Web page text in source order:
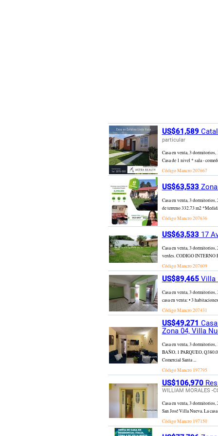
US$61,589
particular
Casa en venta, 3
Casa de 1 nivel * sala -
Código Mancro207667
US$63,533Zona
Casa en venta, 3
de terreno 332.73 m2
Código Mancro207636
US$63,53317
Casa en venta, 3
verdes. CODIGO INTERNO
Código Mancro207609
US$89,465Villa
Casa en venta, 3
casa en venta: • 3
Código Mancro207431
US$49,271
Zona 04, Villa
Casa en venta, 3
BAÑO, 1 PARQUEO,
Comercial Santa ...
Código Mancro 197795
US$106,970
WILLIAM MORALES -
Casa en venta, 3 dormitorios,
San José Villa Nueva. La
Código Mancro 197150